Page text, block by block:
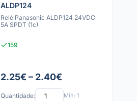
ALDP124
Relé Panasonic ALDP124 24VDC
5A SPDT (1c)
159
2.25€ – 2.40€
Quantidade: Mín: 1